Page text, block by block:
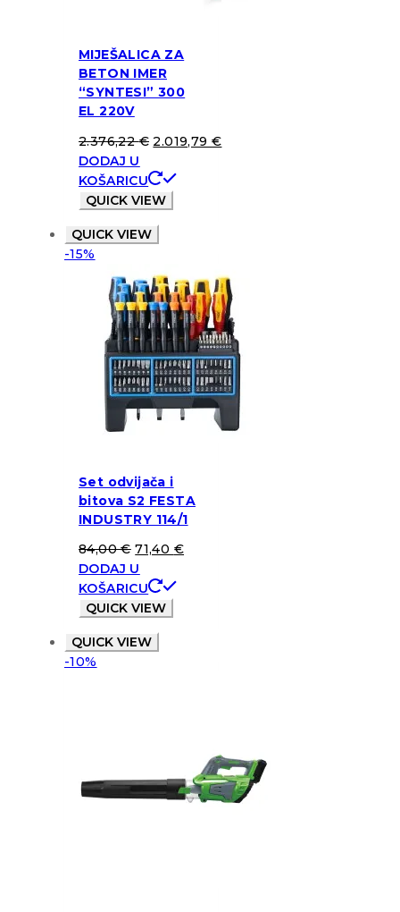
MIJEŠALICA ZA
BETON IMER
“SYNTESI” 300
EL 220V
2.376,22€ 2.019,79€
DODAJ U
KOŠARICU
QUICK VIEW
QUICK VIEW
-15%
Set odvijača i
bitova S2 FESTA
INDUSTRY 114/1
84,00€ 71,40 €
DODAJ U
KOŠARICU
QUICK VIEW
QUICK VIEW
-10%